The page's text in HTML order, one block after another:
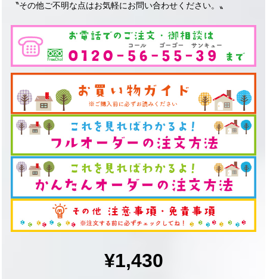
〝その他ご不明な点はお気軽にお問い合わせください。〟
¥1,430